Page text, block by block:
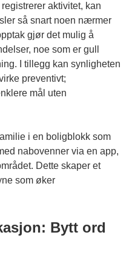
aktivitet, kan
så snart noen nærmer
gjør det mulig å
noe som er gull
I tillegg kan synligheten
preventivt;
mål uten
i en boligblokk som
nabovenner via en app,
Dette skaper et
som øker
Bytt ord